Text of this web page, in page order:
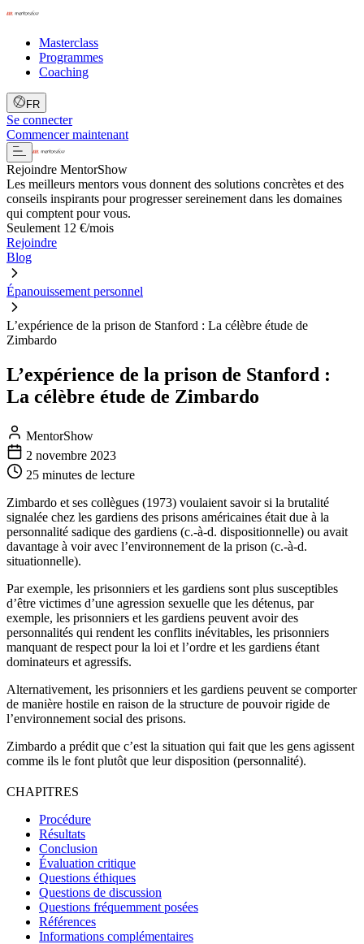
Masterclass
Programmes
Coaching
FR
Se connecter
Commencer maintenant
Rejoindre MentorShow
Les meilleurs mentors vous donnent des solutions concrètes et des
conseils inspirants pour progresser sereinement dans les domaines
qui comptent pour vous.
Seulement 12 €/mois
Rejoindre
Blog
Épanouissement personnel
L’expérience de la prison de Stanford : La célèbre étude de
Zimbardo
L’expérience de la prison de Stanford :
La célèbre étude de Zimbardo
MentorShow
2 novembre 2023
25 minutes de lecture
Zimbardo et ses collègues (1973) voulaient savoir si la brutalité
signalée chez les gardiens des prisons américaines était due à la
personnalité sadique des gardiens (c.-à-d. dispositionnelle) ou avait
davantage à voir avec l’environnement de la prison (c.-à-d.
situationnelle).
Par exemple, les prisonniers et les gardiens sont plus susceptibles
d’être victimes d’une agression sexuelle que les détenus, par
exemple, les prisonniers et les gardiens peuvent avoir des
personnalités qui rendent les conflits inévitables, les prisonniers
manquant de respect pour la loi et l’ordre et les gardiens étant
dominateurs et agressifs.
Alternativement, les prisonniers et les gardiens peuvent se comporter
de manière hostile en raison de la structure de pouvoir rigide de
l’environnement social des prisons.
Zimbardo a prédit que c’est la situation qui fait que les gens agissent
comme ils le font plutôt que leur disposition (personnalité).
CHAPITRES
Procédure
Résultats
Conclusion
Évaluation critique
Questions éthiques
Questions de discussion
Questions fréquemment posées
Références
Informations complémentaires